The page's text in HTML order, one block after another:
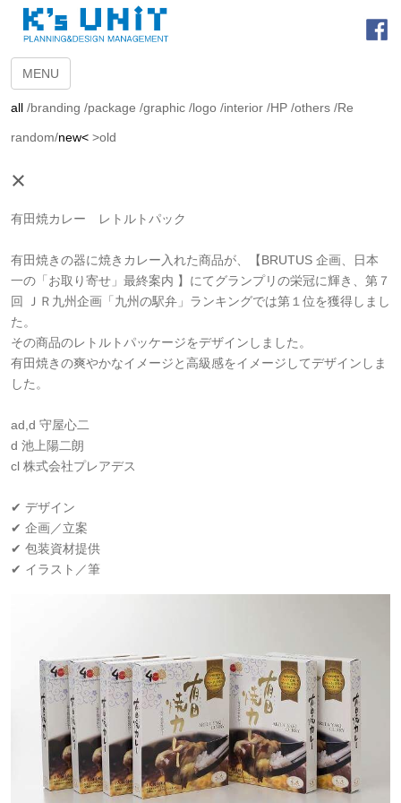
MENU
all /branding /package /graphic /logo /interior /HP /others /Re
random/new< >old
×
有田焼カレー レトルトパック
有田焼きの器に焼きカレー入れた商品が、【BRUTUS 企画、日本
一の「お取り寄せ」最終案内 】にてグランプリの栄冠に輝き、第７
回 ＪＲ九州企画「九州の駅弁」ランキングでは第１位を獲得しまし
た。
その商品のレトルトパッケージをデザインしました。
有田焼きの爽やかなイメージと高級感をイメージしてデザインしま
した。
ad,d 守屋心二
d 池上陽二朗
cl 株式会社プレアデス
✔ デザイン
✔ 企画／立案
✔ 包装資材提供
✔ イラスト／筆